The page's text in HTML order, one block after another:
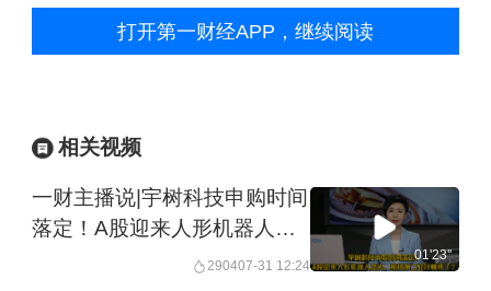
打开第一财经APP，继续阅读
相关视频
一财主播说|宇树科技申购时间
落定！A股迎来人形机器人龙
头，板块第二轮行情来了？
290407-31 12:24
01'23''